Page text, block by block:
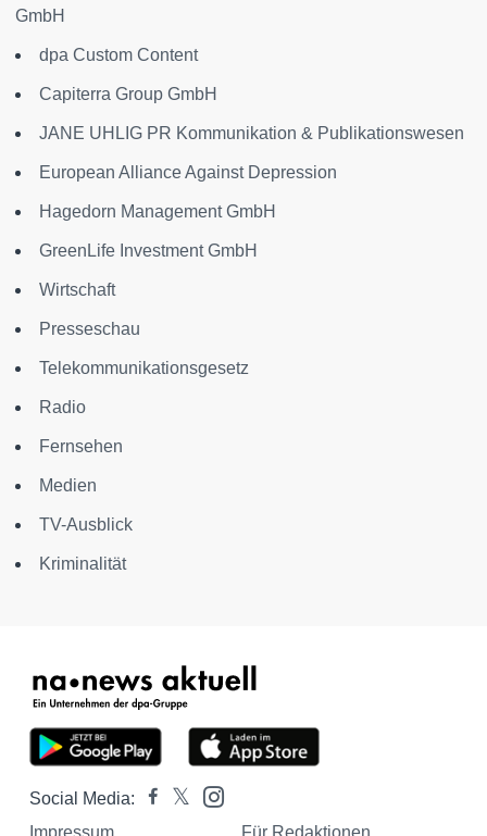
GmbH
dpa Custom Content
Capiterra Group GmbH
JANE UHLIG PR Kommunikation & Publikationswesen
European Alliance Against Depression
Hagedorn Management GmbH
GreenLife Investment GmbH
Wirtschaft
Presseschau
Telekommunikationsgesetz
Radio
Fernsehen
Medien
TV-Ausblick
Kriminalität
Social Media:
Impressum
Für Redaktionen